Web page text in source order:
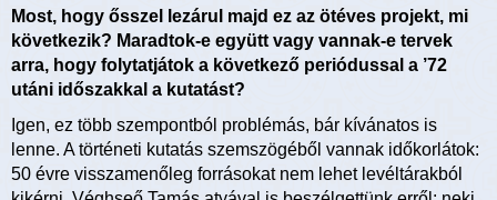
Most, hogy ősszel lezárul majd ez az ötéves projekt, mi
következik? Maradtok-e együtt vagy vannak-e tervek
arra, hogy folytatjátok a következő periódussal a ’72
utáni időszakkal a kutatást?
Igen, ez több szempontból problémás, bár kívánatos is
lenne. A történeti kutatás szemszögéből vannak időkorlátok:
50 évre visszamenőleg forrásokat nem lehet levéltárakból